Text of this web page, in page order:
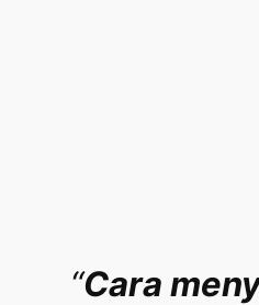
“Cara